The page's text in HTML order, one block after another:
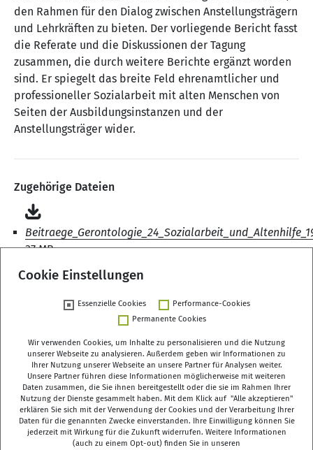
den Rahmen für den Dialog zwischen Anstellungsträgern
und Lehrkräften zu bieten. Der vorliegende Bericht fasst
die Referate und die Diskussionen der Tagung
zusammen, die durch weitere Berichte ergänzt worden
sind. Er spiegelt das breite Feld ehrenamtlicher und
professioneller Sozialarbeit mit alten Menschen von
Seiten der Ausbildungsinstanzen und der
Anstellungsträger wider.
Zugehörige Dateien
37 MB
Zurück
Deutsches Zentrum für Altersfragen (DZA)
Manfred-von-Richthofen-Straße 2
12101 Berlin
dza-berlin dza de
Cookie Einstellungen
Essenzielle Cookies
Performance-Cookies
Permanente Cookies
Wir verwenden Cookies, um Inhalte zu personalisieren und die Nutzung
unserer Webseite zu analysieren. Außerdem geben wir Informationen zu
Ihrer Nutzung unserer Webseite an unsere Partner für Analysen weiter.
Unsere Partner führen diese Informationen möglicherweise mit weiteren
Daten zusammen, die Sie ihnen bereitgestellt oder die sie im Rahmen Ihrer
Nutzung der Dienste gesammelt haben. Mit dem Klick auf "Alle akzeptieren"
erklären Sie sich mit der Verwendung der Cookies und der Verarbeitung Ihrer
Daten für die genannten Zwecke einverstanden. Ihre Einwilligung können Sie
jederzeit mit Wirkung für die Zukunft widerrufen. Weitere Informationen
(auch zu einem Opt-out) finden Sie in unseren